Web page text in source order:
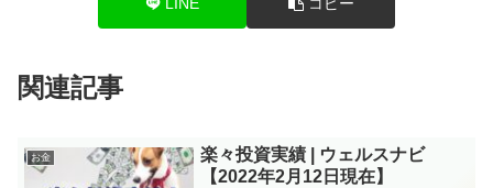
関連記事
お金
楽々投資実績 | ウェルスナビ
【2022年2月12日現在】